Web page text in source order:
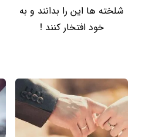
شلخته ها این را بدانند و به
خود افتخار کنند !